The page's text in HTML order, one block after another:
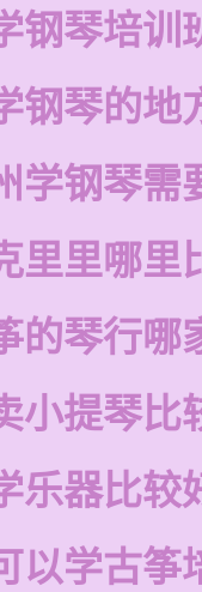
钢琴培训
钢琴的地
学钢琴需
里里哪里
的琴行哪
小提琴比
乐器比较
以学古筝